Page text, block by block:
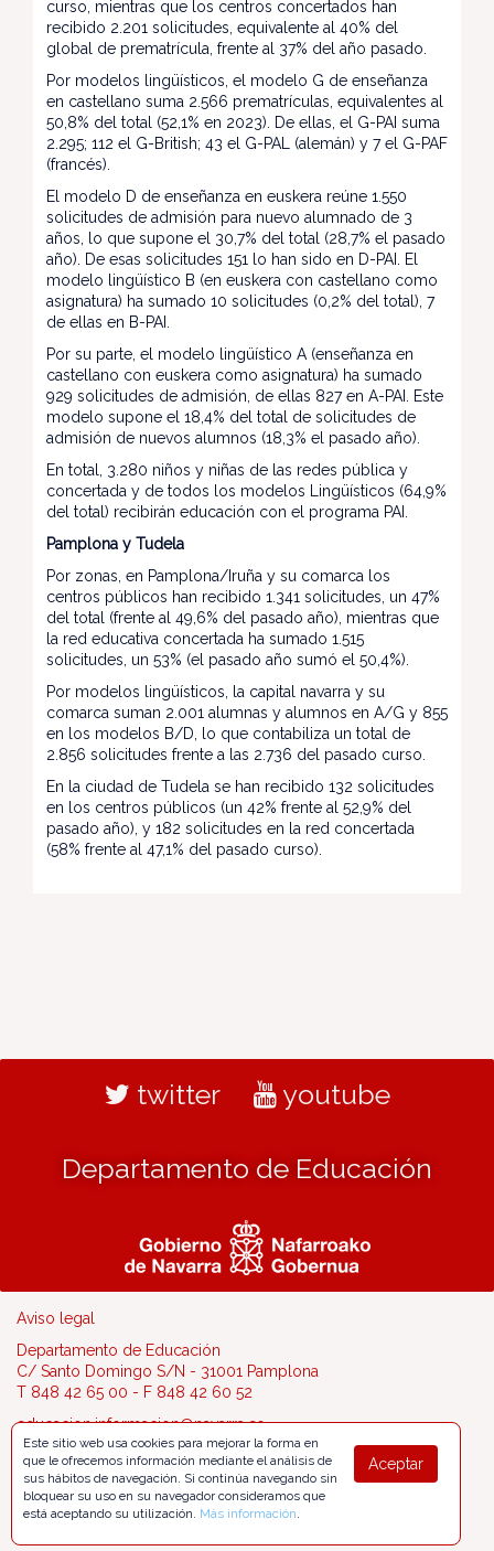
curso, mientras que los centros concertados han
recibido 2.201 solicitudes, equivalente al 40% del
global de prematrícula, frente al 37% del año pasado.
Por modelos lingüísticos, el modelo G de enseñanza
en castellano suma 2.566 prematrículas, equivalentes al
50,8% del total (52,1% en 2023). De ellas, el G-PAI suma
2.295; 112 el G-British; 43 el G-PAL (alemán) y 7 el G-PAF
(francés).
El modelo D de enseñanza en euskera reúne 1.550
solicitudes de admisión para nuevo alumnado de 3
años, lo que supone el 30,7% del total (28,7% el pasado
año). De esas solicitudes 151 lo han sido en D-PAI. El
modelo lingüístico B (en euskera con castellano como
asignatura) ha sumado 10 solicitudes (0,2% del total), 7
de ellas en B-PAI.
Por su parte, el modelo lingüístico A (enseñanza en
castellano con euskera como asignatura) ha sumado
929 solicitudes de admisión, de ellas 827 en A-PAI. Este
modelo supone el 18,4% del total de solicitudes de
admisión de nuevos alumnos (18,3% el pasado año).
En total, 3.280 niños y niñas de las redes pública y
concertada y de todos los modelos Lingüísticos (64,9%
del total) recibirán educación con el programa PAI.
Pamplona y Tudela
Por zonas, en Pamplona/Iruña y su comarca los
centros públicos han recibido 1.341 solicitudes, un 47%
del total (frente al 49,6% del pasado año), mientras que
la red educativa concertada ha sumado 1.515
solicitudes, un 53% (el pasado año sumó el 50,4%).
Por modelos lingüísticos, la capital navarra y su
comarca suman 2.001 alumnas y alumnos en A/G y 855
en los modelos B/D, lo que contabiliza un total de
2.856 solicitudes frente a las 2.736 del pasado curso.
En la ciudad de Tudela se han recibido 132 solicitudes
en los centros públicos (un 42% frente al 52,9% del
pasado año), y 182 solicitudes en la red concertada
(58% frente al 47,1% del pasado curso).
twitter youtube
Departamento de Educación
Aviso legal
Departamento de Educación
C/ Santo Domingo S/N - 31001 Pamplona
T 848 42 65 00 - F 848 42 60 52
educacion.informacion@navarra.es
Aceptar
Este sitio web usa cookies para mejorar la forma en
que le ofrecemos información mediante el análisis de
sus hábitos de navegación. Si continúa navegando sin
bloquear su uso en su navegador consideramos que
está aceptando su utilización. Más información.